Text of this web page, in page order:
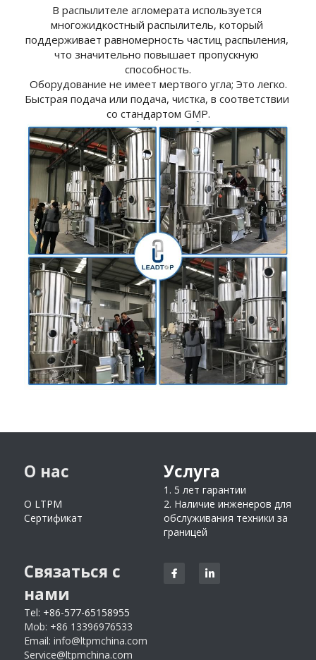
В распылителе агломерата используется
многожидкостный распылитель, который
поддерживает равномерность частиц распыления,
что значительно повышает пропускную
способность.
Оборудование не имеет мертвого угла; Это легко.
Быстрая подача или подача, чистка, в соответствии
со стандартом GMP.
О нас
О LTPM
Сертификат
Услуга
1. 5 лет гарантии
2. Наличие инженеров для
обслуживания техники за
границей
Связаться с
нами
Tel: +86-577-65158955
Mob: +86 13396976533
Email: info@ltpmchina.com
Service@ltpmchina.com